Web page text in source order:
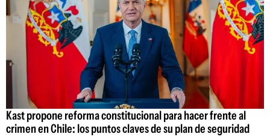
Kast propone reforma constitucional para hacer frente al
crimen en Chile: los puntos claves de su plan de seguridad